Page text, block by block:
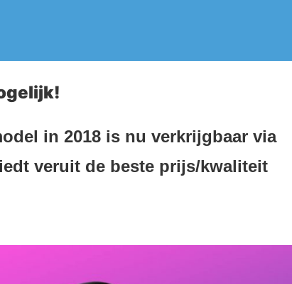
in 2018 is nu verkrijgbaar via
veruit de beste prijs/kwaliteit